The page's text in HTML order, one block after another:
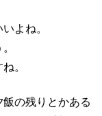
よね。
。
の残りとかある